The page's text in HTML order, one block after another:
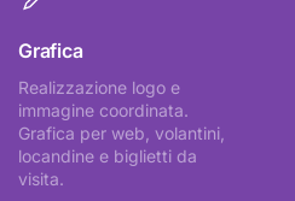
Grafica
Realizzazione logo e
immagine coordinata.
Grafica per web, volantini,
locandine e biglietti da
visita.